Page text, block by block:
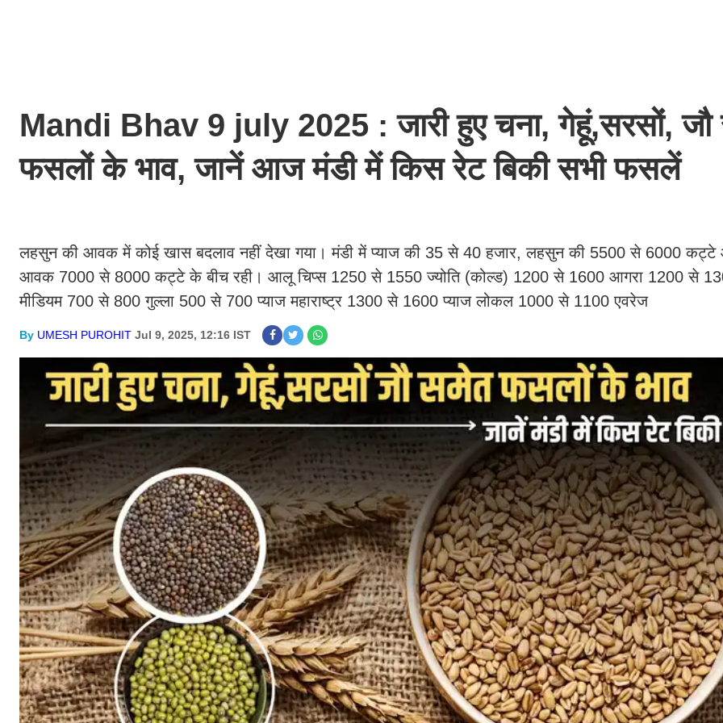
Mandi Bhav 9 july 2025 : जारी हुए चना, गेहूं,सरसों,
फसलों के भाव, जानें आज मंडी में किस रेट बिकी सभी फसलें
लहसुन की आवक में कोई खास बदलाव नहीं देखा गया। मंडी में प्याज की 35 से 40 हजार, लहसुन की 5500 से 6000
आवक 7000 से 8000 कट्टे के बीच रही। आलू चिप्स 1250 से 1550 ज्योति (कोल्ड) 1200 से 1600 आगरा 1200 से
मीडियम 700 से 800 गुल्ला 500 से 700 प्याज महाराष्ट्र 1300 से 1600 प्याज लोकल 1000 से 1100 एवरेज
By UMESH PUROHIT Jul 9, 2025, 12:16 IST